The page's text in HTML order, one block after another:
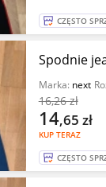
CZĘSTO
Spodnie
Marka: next
16,26 zł
KUP TERAZ
14,65 zł
CZĘSTO